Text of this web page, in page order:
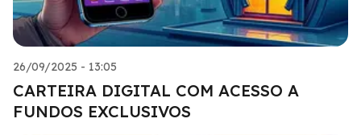
26/09/2025 - 13:05
CARTEIRA DIGITAL COM ACESSO A
FUNDOS EXCLUSIVOS